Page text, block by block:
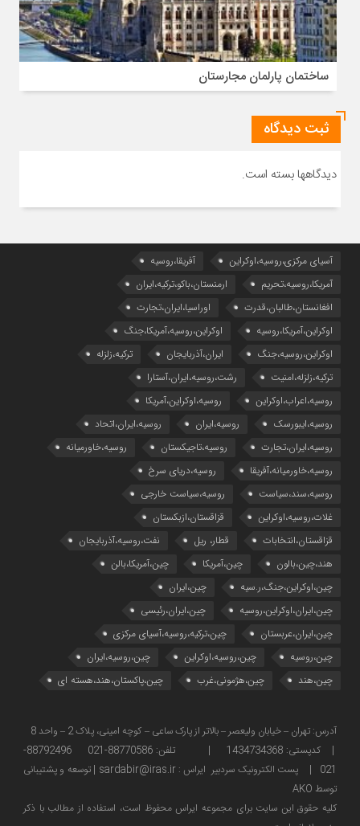
ساختمان پارلمان مجارستان
ثبت دیدگاه
دیدگاهها بسته است.
آسیای مرکزی،روسیه،اوکراین
آفریقا،روسیه
آمریکا،روسیه،تحریم
ارمنستان،باکو،ترکیه،ایران
افغانستان،طالبان،قدرت
اوراسیا،ایران،تجارت
اوکراین،آمریکا،روسیه
اوکراین،روسیه،آمریکا،جنگ
اوکراین،روسیه،جنگ
ایران،آذربایجان
ترکیه،زلزله
ترکیه،زلزله،امنیت
رشت،روسیه،ایران،آستارا
روسیه،اعراب،اوکراین
روسیه،اوکراین،آمریکا
روسیه،ایبورسک
روسیه،ایران
روسیه،ایران،اتحاد
روسیه،ایران،تجارت
روسیه،تاجیکستان
روسیه،خاورمیانه
روسیه،خاورمیانه،آفریقا
روسیه،دریای سرخ
روسیه،سند،سیاست
روسیه،سیاست خارجی
غلات،روسیه،اوکراین
قزاقستان،ازبکستان
قزاقستان،انتخابات
قطار، ریل
نفت،روسیه،آذربایجان
هند،چین،بالون
چین،آمریکا
چین،آمریکا،بالن
چین،اوکراین،جنگ،ر.سیه
چین،ایران
چین،ایران،اوکراین،روسیه
چین،ایران،رئیسی
چین،ایران،عربستان
چین،ترکیه،روسیه،آسیای مرکزی
چین،روسیه
چین،روسیه،اوکراین
چین،روسیه،ایران
چین،هند
چین،هژمونی،غرب چین،پاکستان،هند،هسته ای
| کدپستی: 1434734368 | تلفن: 88770586-021 88792496-
021 | پست الکترونیک سردبیر ایراس : sardabir@iras.ir |
توسعه و پشتیبانی
توسط AKO
كليه حقوق این سایت برای مجموعه ایراس محفوظ است، استفاده از مطالب با ذكر